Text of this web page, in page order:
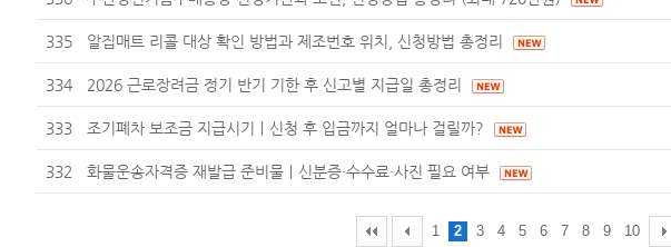
335 알집매트 리콜 대상 확인 방법과 제조번호 위치, 신청방법 총정리
334 2026 근로장려금 정기 반기 기한 후 신고별 지급일 총정리
333 조기폐차 보조금 지급시기｜신청 후 입금까지 얼마나 걸릴까?
332 화물운송자격증 재발급 준비물｜신분증·수수료·사진 필요 여부
1 2 3 4 5 6 7 8 9 10